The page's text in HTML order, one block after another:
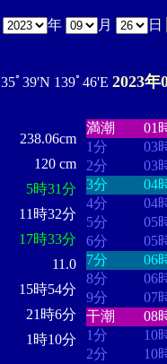
年 月 日
35ﾟ39'N 139ﾟ46'E 2023年
238.06cm
120 cm
5時31分
11時32分
17時33分
11.0
15時54分
21時6分
1時10分
満潮
01
1分
03
2分
03
3分
04
4分
04
5分
05
6分
05
7分
06
8分
06
9分
07
干潮
08
1分
10
2分
10